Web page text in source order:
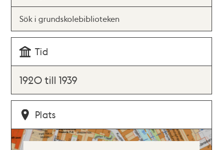
Sök i grundskolebiblioteken
Tid
1920 till 1939
Plats